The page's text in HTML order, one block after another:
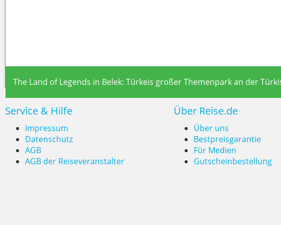
The Land of Legends in Belek: Türkeis großer Themenpark an der
Service & Hilfe
Impressum
Datenschutz
AGB
AGB der Reiseveranstalter
Über Reise.de
Über uns
Bestpreisgarantie
Für Medien
Gutscheinbestellung